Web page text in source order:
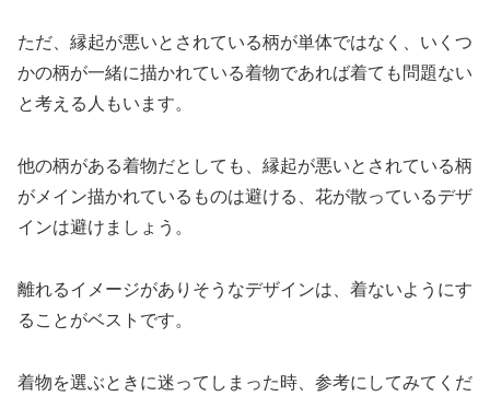
ただ、縁起が悪いとされている柄が単体ではなく、いくつ
かの柄が一緒に描かれている着物であれば着ても問題ない
と考える人もいます。
他の柄がある着物だとしても、縁起が悪いとされている柄
がメイン描かれているものは避ける、花が散っているデザ
インは避けましょう。
離れるイメージがありそうなデザインは、着ないようにす
ることがベストです。
着物を選ぶときに迷ってしまった時、参考にしてみてくだ